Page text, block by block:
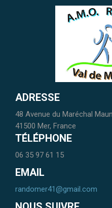
ADRESSE
48 Avenue du Maréchal
41500 Mer, France
TÉLÉPHONE
06 35 97 61 15
EMAIL
randomer41@gmail.com